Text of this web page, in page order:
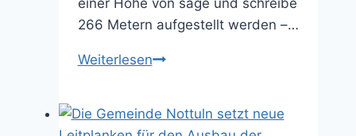
einer Höhe von sage und schreibe
266 Metern aufgestellt werden –…
WeiterlesenSt.
gigantische